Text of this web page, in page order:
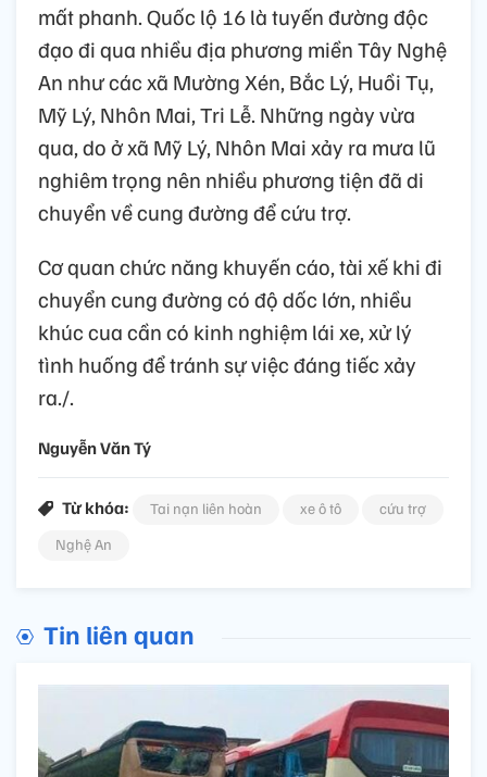
mất phanh. Quốc lộ 16 là tuyến đường độc
đạo đi qua nhiều địa phương miền Tây Nghệ
An như các xã Mường Xén, Bắc Lý, Huồi Tụ,
Mỹ Lý, Nhôn Mai, Tri Lễ. Những ngày vừa
qua, do ở xã Mỹ Lý, Nhôn Mai xảy ra mưa lũ
nghiêm trọng nên nhiều phương tiện đã di
chuyển về cung đường để cứu trợ.
Cơ quan chức năng khuyến cáo, tài xế khi đi
chuyển cung đường có độ dốc lớn, nhiều
khúc cua cần có kinh nghiệm lái xe, xử lý
tình huống để tránh sự việc đáng tiếc xảy
ra./.
Nguyễn Văn Tý
Từ khóa: Tai nạn liên hoàn xe ô tô
cứu trợ
Nghệ An
Tin liên quan